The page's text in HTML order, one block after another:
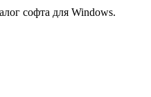
софта для Windows.